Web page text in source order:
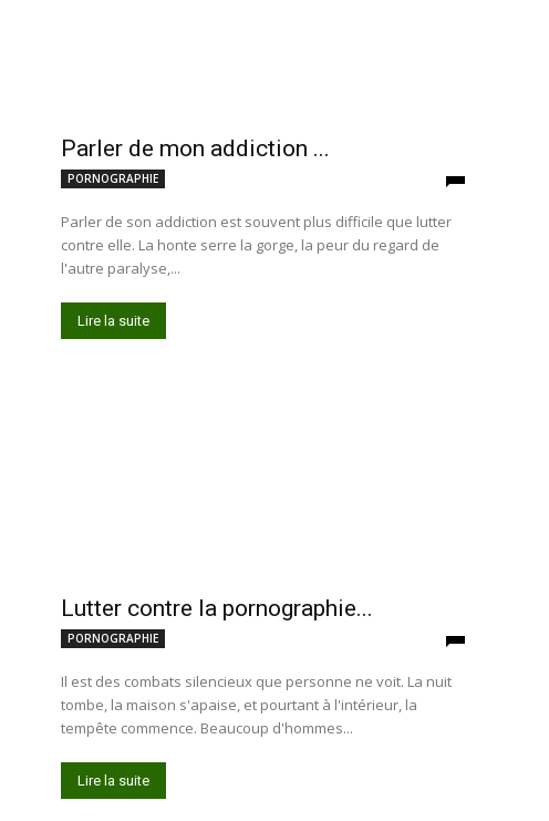
Parler de mon addiction ...
PORNOGRAPHIE
Parler de son addiction est souvent plus difficile que lutter
contre elle. La honte serre la gorge, la peur du regard de
l'autre paralyse,...
Lire la suite
Lutter contre la pornographie...
PORNOGRAPHIE
Il est des combats silencieux que personne ne voit. La nuit
tombe, la maison s'apaise, et pourtant à l'intérieur, la
tempête commence. Beaucoup d'hommes...
Lire la suite